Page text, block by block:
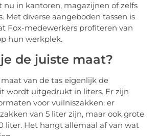
nu in kantoren, magazijnen of zelfs
Met diverse aangeboden tassen is
Fox-medewerkers profiteren van
hun werkplek.
de juiste maat?
van de tas eigenlijk de
wordt uitgedrukt in liters. Er zijn
voor vuilniszakken: er
van 5 liter zijn, maar ook grote
liter. Het hangt allemaal af van wat